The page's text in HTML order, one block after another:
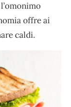
l’omonimo
offre ai
caldi.